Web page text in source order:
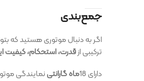
جمع‌بندی
اگر به دنبال موتوری هستید که بتوانددر
قدرت، استحکام، کیفیت ایرانی و
ماه گارانتینمایندگی موتوژن در صورتی